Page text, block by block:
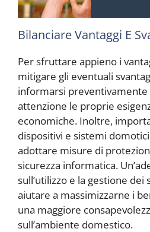
Bilanciare Vantaggi E
Per sfruttare appieno i
mitigare gli eventuali
informarsi preventivamente
attenzione le proprie
economiche. Inoltre,
dispositivi e sistemi
adottare misure di
sicurezza informatica.
sull’utilizzo e la gestione
aiutare a massimizzarne i
una maggiore
sull’ambiente domestico.